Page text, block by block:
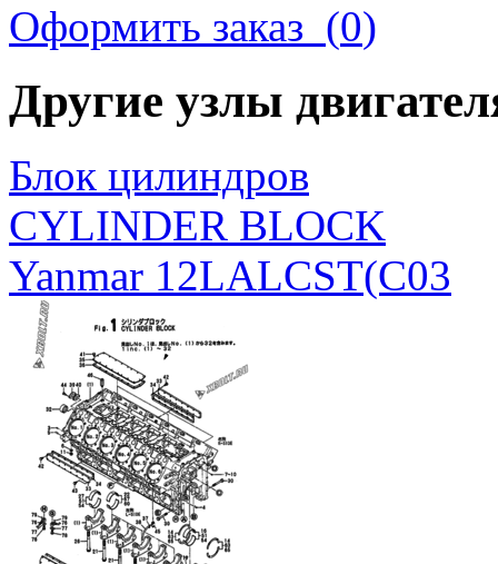
Оформить заказ (0)
Другие узлы
Блок цилиндров
CYLINDER BLOCK
Yanmar 12LALCST(C03